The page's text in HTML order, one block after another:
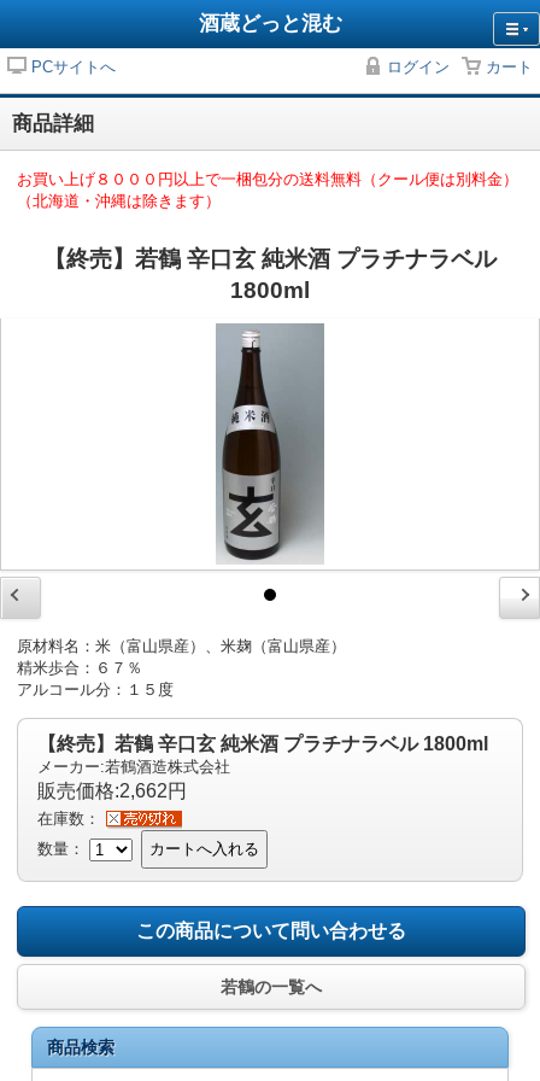
酒蔵どっと混む
PCサイトへ ログイン カート
商品詳細
お買い上げ８０００円以上で一梱包分の送料無料（クール便は別料金）
（北海道・沖縄は除きます）
【終売】若鶴 辛口玄 純米酒 プラチナラベル
1800ml
原材料名：米（富山県産）、米麹（富山県産）
精米歩合：６７％
アルコール分：１５度
【終売】若鶴 辛口玄 純米酒 プラチナラベル 1800ml
メーカー:若鶴酒造株式会社
販売価格:2,662円
在庫数：
数量：
カートへ入れる
この商品について問い合わせる
若鶴の一覧へ
商品検索